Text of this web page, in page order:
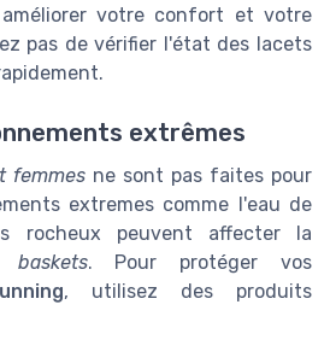
votre confort et votre
pas de vérifier l'état des lacets
extrêmes
femmes ne sont pas faites pour
extremes comme l'eau de
rocheux peuvent affecter la
baskets. Pour protéger vos
, utilisez des produits